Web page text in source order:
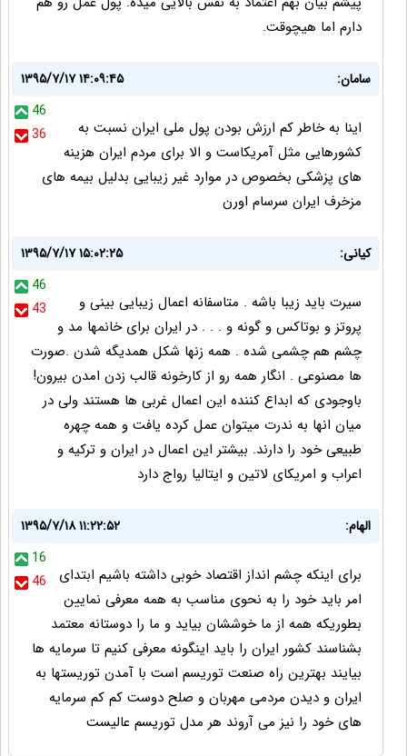
دارم اما هیچوقت.
سامان:
۱۳۹۵/۷/۱۷ ۱۴:۰۹:۴۵
46
36
اینا به خاطر کم ارزش بودن پول ملی ایران نسبت به
کشورهایی مثل آمریکاست و الا برای مردم ایران هزینه
های پزشکی بخصوص در موارد غیر زیبایی بدلیل بیمه های
مزخرف ایران سرسام اورن
کیانی:
۱۳۹۵/۷/۱۷ ۱۵:۰۲:۲۵
46
43
سیرت باید زیبا باشه . متاسفانه اعمال زیبایی بینی و
پروتز و بوتاکس و گونه و . . . در ایران برای خانمها مد و
چشم هم چشمی شده . همه زنها شکل همدیگه شدن .صورت
ها مصنوعی . انگار همه رو از کارخونه قالب زدن امدن بیرون!
باوجودی که ابداع کننده این اعمال غربی ها هستند ولی در
میان انها به ندرت میتوان عمل کرده یافت و همه چهره
طبیعی خود را دارند. بیشتر این اعمال در ایران و ترکیه و
اعراب و امریکای لاتین و ایتالیا رواج دارد
الهام:
۱۳۹۵/۷/۱۸ ۱۱:۲۲:۵۲
16
46
برای اینکه چشم انداز اقتصاد خوبی داشته باشیم ابتدای
امر باید خود را به نحوی مناسب به همه معرفی نمایین
بطوریکه همه از ما خوششان بیاید و ما را دوستانه معتمد
بشناسند کشور ایران را باید اینگونه معرفی کنیم تا سرمایه ها
بیایند بهترین راه صنعت توریسم است با آمدن توریستها به
ایران و دیدن مردمی مهربان و صلح دوست کم کم سرمایه
های خود را نیز می آروند هر مدل توریسم عالیست